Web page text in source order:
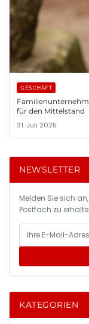
GESCHÄFT
für den Mittelstand
31. Juli 2025
NEWSLETTER
Melden Sie sich
Postfach zu
KATEGORIEN